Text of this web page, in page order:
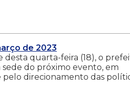
de 2023
desta quarta-feira (18), o
do próximo evento, em
direcionamento das